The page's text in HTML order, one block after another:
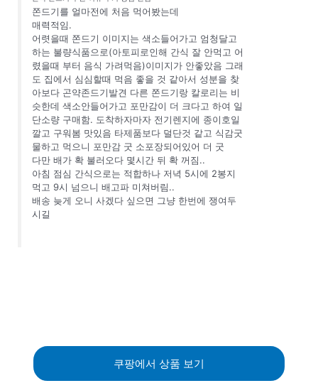
쫀드기를 얼마전에 처음 먹어봤는데
매력적임.
어렷을때 쫀드기 이미지는 색소들어가고 엄청달고
하는 불량식품으로(아토피로인해 간식 잘 안먹고 어
렸을때 부터 음식 가려먹음)이미지가 안좋았음 그래
도 집에서 심심할때 먹음 좋을 것 같아서 성분을 찾
아보다 곤약존드기발견 다른 쫀드기랑 칼로리는 비
슷한데 색소안들어가고 포만감이 더 크다고 하여 일
단소량 구매함. 도착하자마자 전기렌지에 종이호일
깔고 구워봄 맛있음 타제품보다 덜단것 같고 식감굿
물하고 먹으니 포만감 굿 소포장되어있어 더 굿
다만 배가 확 불러오다 몇시간 뒤 확 꺼짐..
아침 점심 간식으로는 적합하나 저녁 5시에 2봉지
먹고 9시 넘으니 배고파 미쳐버림..
배송 늦게 오니 사겠다 싶으면 그냥 한번에 쟁여두
시길
쿠팡에서 상품 보기